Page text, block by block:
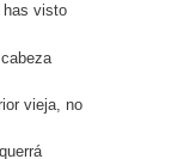
has visto
vieja, no